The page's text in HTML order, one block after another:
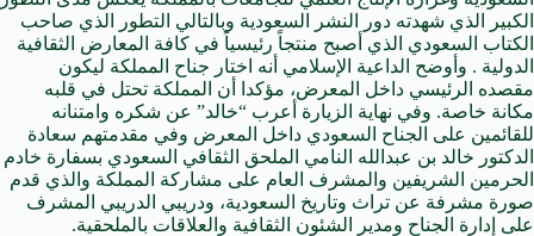
الكبير الذي شهدته دور النشر السعودية وبالتالي التطور الذي صاحب
الكتاب السعودي الذي أصبح منتجاً رئيسياً في كافة المعارض الثقافية
الدولية . وأوضح الداعية الإسلامي أنه اختار جناح المملكة ليكون
مقصده الرئيسي داخل المعرض، مؤكدا أن المملكة تحتل في قلبه
مكانة خاصة. وفي نهاية الزيارة أعرب “خالد” عن شكره وامتنانه
للقائمين على الجناح السعودي داخل المعرض وفي مقدمتهم سعادة
الدكتور خالد بن عبدالله النامي الملحق الثقافي السعودي بسفارة خادم
الحرمين الشريفين والمشرف العام على مشاركة المملكة والذي قدم
صورة مشرفة عن تراث وتاريخ السعودية، ودريبي الدريبي المشرف
على إدارة الجناح ومدير الشئون الثقافية والعلاقات بالملحقية.